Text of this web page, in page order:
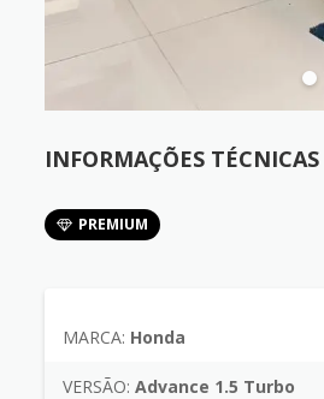
INFORMAÇÕES TÉCNICAS
PREMIUM
MARCA: Honda
VERSÃO: Advance 1.5 Turbo